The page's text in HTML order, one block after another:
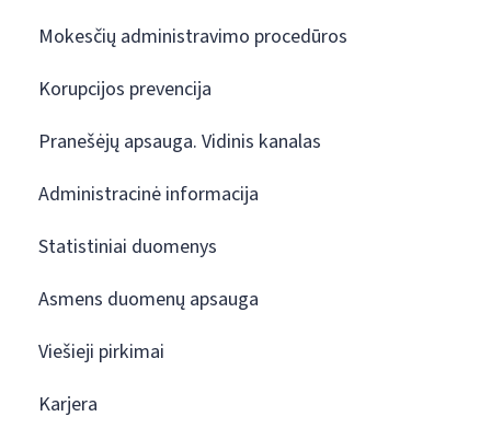
Mokesčių administravimo procedūros
Korupcijos prevencija
Pranešėjų apsauga. Vidinis kanalas
Administracinė informacija
Statistiniai duomenys
Asmens duomenų apsauga
Viešieji pirkimai
Karjera